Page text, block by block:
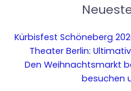
Kürbisfest Schöneberg
Theater Berlin:
Den Weihnachtsmarkt
besuchen